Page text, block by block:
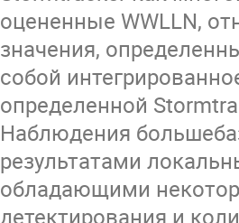
оцененные WWLLN,
значения,
собой
определенной
Наблюдения
результатами
обладающими
детектирования и